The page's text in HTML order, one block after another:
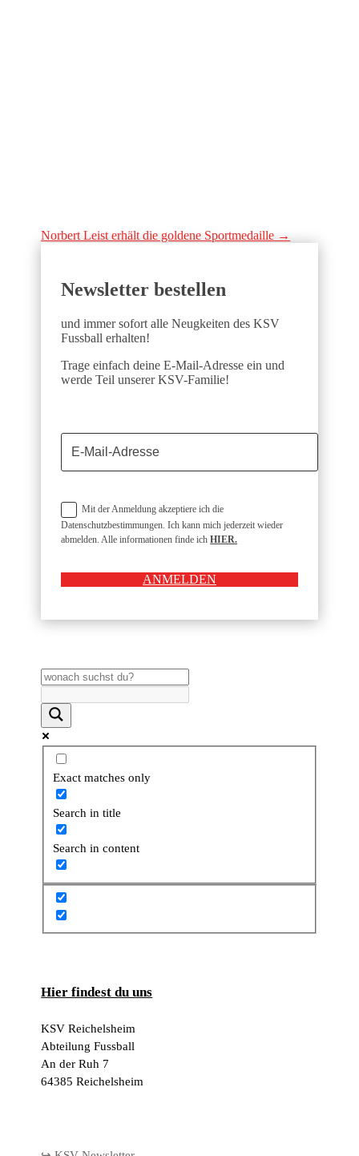
Norbert Leist erhält die goldene Sportmedaille →
Newsletter bestellen
und immer sofort alle Neugkeiten des KSV
Fussball erhalten!
Trage einfach deine E-Mail-Adresse ein und
werde Teil unserer KSV-Familie!
Mit der Anmeldung akzeptiere ich die
Datenschutzbestimmungen. Ich kann mich jederzeit wieder
abmelden. Alle informationen finde ichHIER.
ANMELDEN
Exact matches only
Search in title
Search in content
Hier findest du uns
KSV Reichelsheim
Abteilung Fussball
An der Ruh 7
64385 Reichelsheim